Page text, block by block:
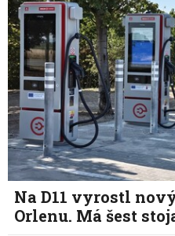
Na D11 vyrostl
Orlenu. Má šest